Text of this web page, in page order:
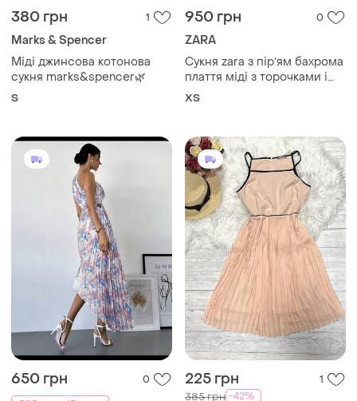
0
585 грн з 13 серп
Shein
Shein, 0xl неперевершена
сцкня
XL
225 грн 1
385 грн -42%
Orsay
Сукня персикова плісе
плаття плісироване ніжна
сукня 42 44 розпродаж
XS-S